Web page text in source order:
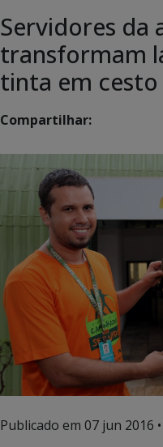
Servidores da
transformam
tinta em cesto
Compartilhar:
Publicado em 07 jun 2016